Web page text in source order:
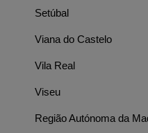
Setúbal
Viana do Castelo
Vila Real
Viseu
Região Autónoma da